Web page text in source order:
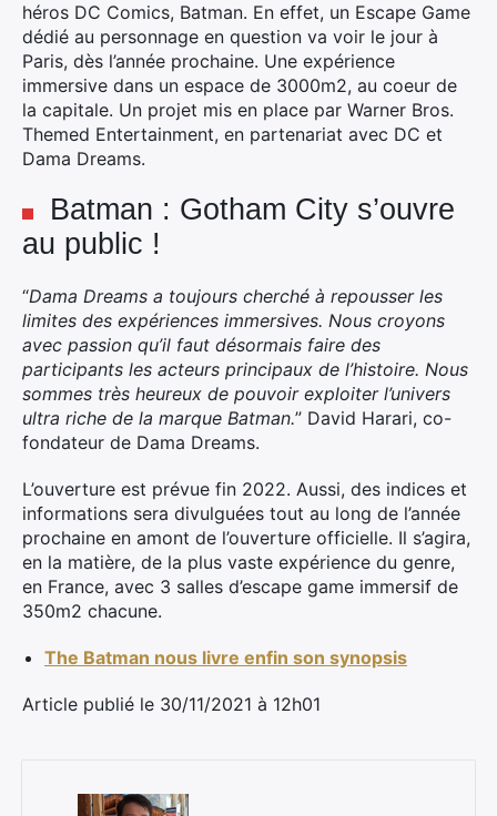
héros DC Comics, Batman. En effet, un Escape Game
dédié au personnage en question va voir le jour à
Paris, dès l’année prochaine. Une expérience
immersive dans un espace de 3000m2, au coeur de
la capitale. Un projet mis en place par Warner Bros.
Themed Entertainment, en partenariat avec DC et
Dama Dreams.
Batman : Gotham City s’ouvre
au public !
“Dama Dreams a toujours cherché à repousser les
limites des expériences immersives. Nous croyons
avec passion qu’il faut désormais faire des
participants les acteurs principaux de l’histoire. Nous
sommes très heureux de pouvoir exploiter l’univers
ultra riche de la marque Batman.” David Harari, co-
fondateur de Dama Dreams.
L’ouverture est prévue fin 2022. Aussi, des indices et
informations sera divulguées tout au long de l’année
prochaine en amont de l’ouverture officielle. Il s’agira,
en la matière, de la plus vaste expérience du genre,
en France, avec 3 salles d’escape game immersif de
350m2 chacune.
The Batman nous livre enfin son synopsis
Article publié le 30/11/2021 à 12h01